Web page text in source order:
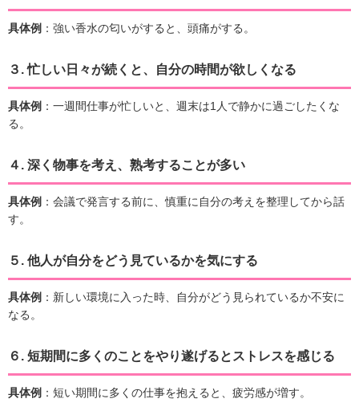
具体例 ：強い香水の匂いがすると、頭痛がする。
３.忙しい日々が続くと、自分の時間が欲しくなる
具体例 ：一週間仕事が忙しいと、週末は1人で静かに過ごしたくな
る。
４. 深く物事を考え、熟考することが多い
具体例 ：会議で発言する前に、慎重に自分の考えを整理してから話
す。
５. 他人が自分をどう見ているかを気にする
具体例 ：新しい環境に入った時、自分がどう見られているか不安に
なる。
６. 短期間に多くのことをやり遂げるとストレスを感じる
具体例 ：短い期間に多くの仕事を抱えると、疲労感が増す。